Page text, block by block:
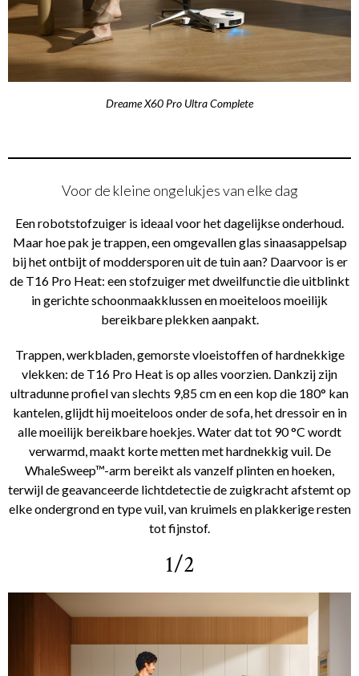
Dreame X60 Pro Ultra Complete
Voor de kleine ongelukjes van elke dag
Een robotstofzuiger is ideaal voor het dagelijkse onderhoud.
Maar hoe pak je trappen, een omgevallen glas sinaasappelsap
bij het ontbijt of moddersporen uit de tuin aan? Daarvoor is er
de T16 Pro Heat: een stofzuiger met dweilfunctie die uitblinkt
in gerichte schoonmaakklussen en moeiteloos moeilijk
bereikbare plekken aanpakt.
Trappen, werkbladen, gemorste vloeistoffen of hardnekkige
vlekken: de T16 Pro Heat is op alles voorzien. Dankzij zijn
ultradunne profiel van slechts 9,85 cm en een kop die 180° kan
kantelen, glijdt hij moeiteloos onder de sofa, het dressoir en in
alle moeilijk bereikbare hoekjes. Water dat tot 90 °C wordt
verwarmd, maakt korte metten met hardnekkig vuil. De
WhaleSweep™-arm bereikt als vanzelf plinten en hoeken,
terwijl de geavanceerde lichtdetectie de zuigkracht afstemt op
elke ondergrond en type vuil, van kruimels en plakkerige resten
tot fijnstof.
1/2